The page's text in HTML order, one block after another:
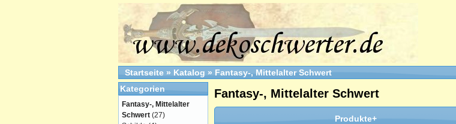
Startseite » Katalog » Fantasy-, Mittelalter Schwert
Fantasy-, Mittelalter Schwert
Produkte+
Kategorien
Fantasy-, Mittelalter
Schwert (27)